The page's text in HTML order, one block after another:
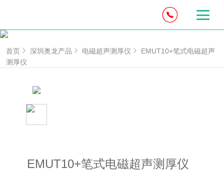
首页 深圳奥龙产品 电磁超声测厚仪
EMUT10+笔式电磁超声
测厚仪
EMUT10+笔式电磁超声测厚仪